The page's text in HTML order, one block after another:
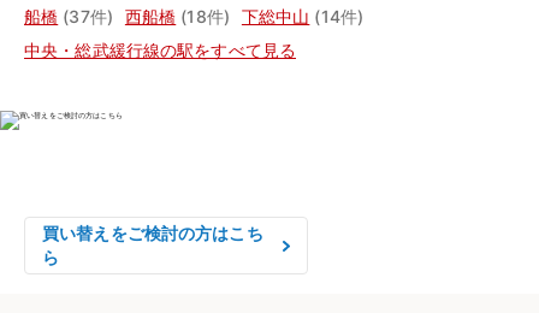
船橋 (37件) 西船橋 (18件) 下総中山 (14件)
中央・総武緩行線の駅をすべて見る
買い替えをご検討の方はこち
ら